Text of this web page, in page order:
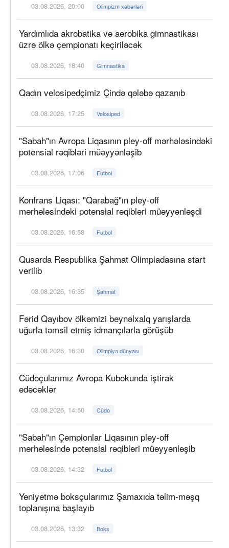
03.08.2026, 20:00 Olimpizm xəbərləri
Yardımlıda akrobatika və aerobika gimnastikası
üzrə ölkə çempionatı keçiriləcək
03.08.2026, 18:40 Gimnastika
Qadın velosipedçimiz Çində qələbə qazanıb
03.08.2026, 17:25 Velosiped
"Sabah"ın Avropa Liqasının pley-off mərhələsindəki
potensial rəqibləri müəyyənləşib
03.08.2026, 17:06 Futbol
Konfrans Liqası: "Qarabağ"ın pley-off
mərhələsindəki potensial rəqibləri müəyyənləşdi
03.08.2026, 16:58 Futbol
Qusarda Respublika Şahmat Olimpiadasına start
verilib
03.08.2026, 16:35 Şahmat
Fərid Qayıbov ölkəmizi beynəlxalq yarışlarda
uğurla təmsil etmiş idmançılarla görüşüb
03.08.2026, 16:30 Olimpiya dünyası
Cüdoçularımız Avropa Kubokunda iştirak
edəcəklər
03.08.2026, 14:50 Cüdo
"Sabah"ın Çempionlar Liqasının pley-off
mərhələsində potensial rəqibləri müəyyənləşib
03.08.2026, 14:32 Futbol
Yeniyetmə boksçularımız Şamaxıda təlim-məşq
toplanışına başlayıb
03.08.2026, 13:32 Boks